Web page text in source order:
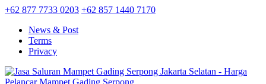
+62 877 7733 0203 +62 857 1440 7170
News & Post
Terms
Privacy